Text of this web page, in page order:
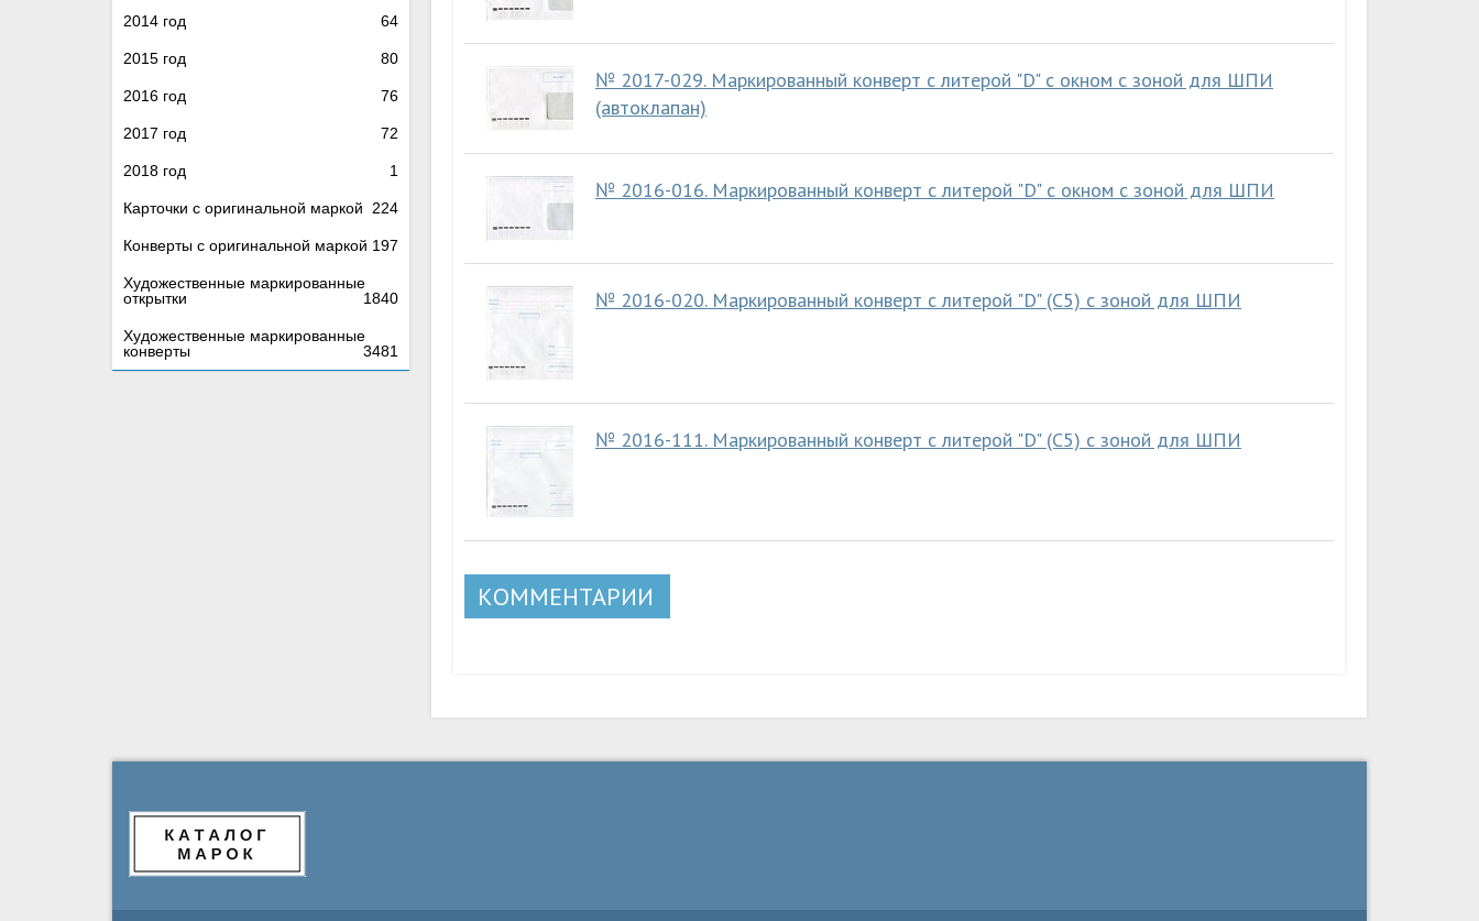
2014 год 64
2015 год 80
2016 год 76
2017 год 72
2018 год 1
Карточки с оригинальной маркой 224
Конверты с оригинальной маркой 197
Художественные маркированные
открытки
1840
Художественные маркированные
конверты
3481
№ 2017-029. Маркированный конверт с литерой "D" с окном с зоной для ШПИ
(автоклапан)
№ 2016-016. Маркированный конверт с литерой "D" с окном с зоной для ШПИ
№ 2016-020. Маркированный конверт с литерой "D" (C5) с зоной для ШПИ
№ 2016-111. Маркированный конверт с литерой "D" (C5) с зоной для ШПИ
КОММЕНТАРИИ